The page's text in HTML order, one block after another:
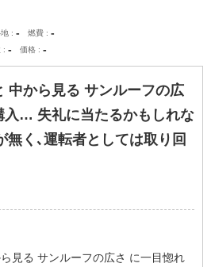
- 燃費 -
- 価格 -
中から見る サンルーフの広
入… 失礼に当たるかもしれな
無く､運転者としては取り回
見る サンルーフの広さ に一目惚れ